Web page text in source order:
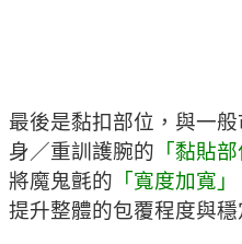
最後是黏扣部位，與一
身／重訓護腕的 「黏貼
將魔鬼氈的 「寬度加寬」
提升整體的包覆程度與穩